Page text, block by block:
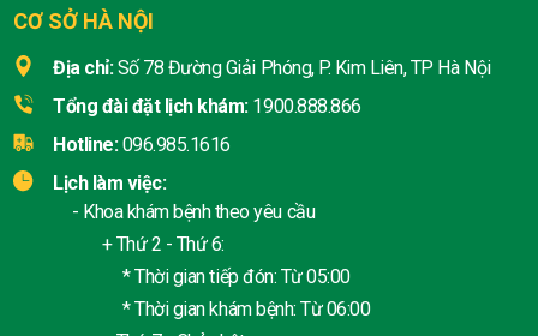
CƠ SỞ HÀ NỘI
Địa chỉ: Số 78 Đường Giải Phóng, P. Kim Liên, TP Hà Nội
Tổng đài đặt lịch khám: 1900.888.866
Hotline: 096.985.1616
Lịch làm việc:
- Khoa khám bệnh theo yêu cầu
+ Thứ 2 - Thứ 6:
* Thời gian tiếp đón: Từ 05:00
* Thời gian khám bệnh: Từ 06:00